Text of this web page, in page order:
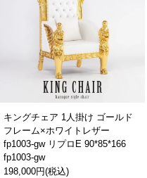
キングチェア 1人掛け ゴールド
フレーム×ホワイトレザー
fp1003-gw リプロE 90*85*166
fp1003-gw
198,000円(税込)